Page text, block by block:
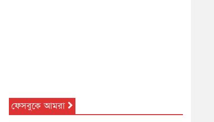
ফেসবুকে আমরা